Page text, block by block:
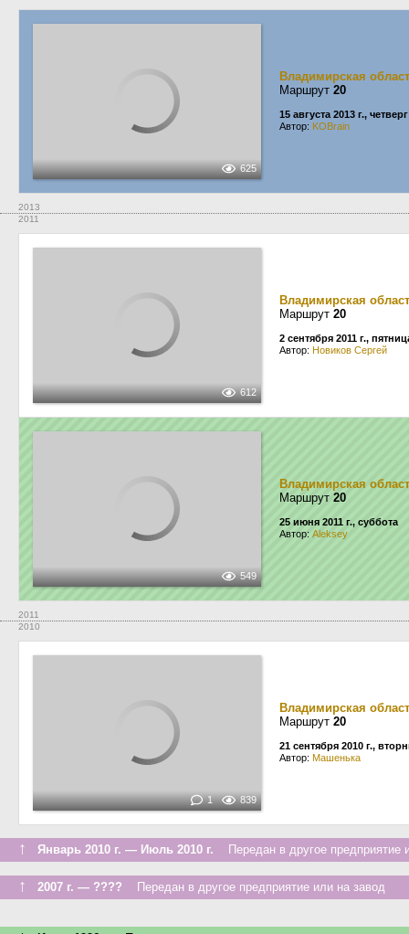
625
Владимирская
Маршрут 20
15 августа 2013 г., четверг
Автор: KOBrain
2013
2011
612
Владимирская
Маршрут 20
2 сентября 2011 г.,
Автор: Новиков Сергей
549
Владимирская
Маршрут 20
25 июня 2011 г., суббота
Автор: Aleksey
2011
2010
1 839
Владимирская
Маршрут 20
21 сентября 2010 г.,
Автор: Машенька
↑ Январь 2010 г. — Июль 2010 г. Передан в другое предприятие
↑ 2007 г. — ???? Передан в другое предприятие или на завод